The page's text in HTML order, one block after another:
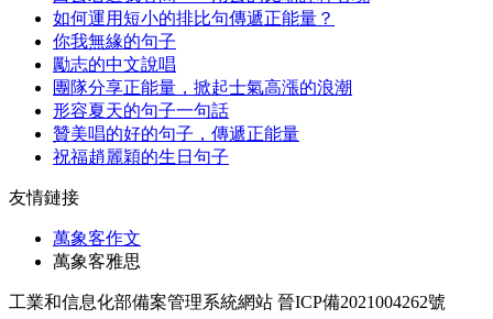
如何運用短小的排比句傳遞正能量？
你我無緣的句子
勵志的中文說唱
團隊分享正能量，掀起士氣高漲的浪潮
形容夏天的句子一句話
贊美唱的好的句子，傳遞正能量
祝福趙麗穎的生日句子
友情鏈接
萬象客作文
萬象客雅思
工業和信息化部備案管理系統網站 晉ICP備2021004262號